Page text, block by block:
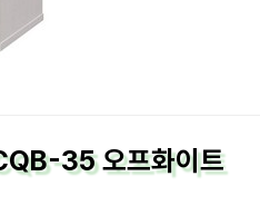
35 오프화이트